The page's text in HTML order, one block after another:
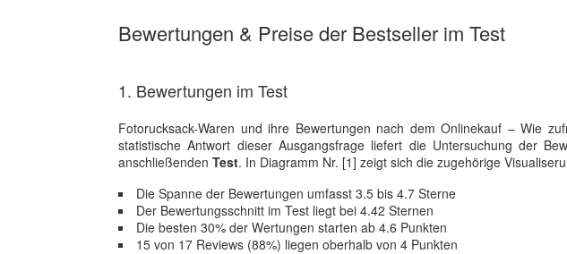
Bewertungen & Preise der Bestseller im Test
1. Bewertungen im Test
Fotorucksack-Waren und ihre Bewertungen nach dem Onlinekauf – Wie
statistische Antwort dieser Ausgangsfrage liefert die Untersuchung der
anschließenden Test. In Diagramm Nr. [1] zeigt sich die zugehörige
Die Spanne der Bewertungen umfasst 3.5 bis 4.7 Sterne
Der Bewertungsschnitt im Test liegt bei 4.42 Sternen
Die besten 30% der Wertungen starten ab 4.6 Punkten
15 von 17 Reviews (88%) liegen oberhalb von 4 Punkten